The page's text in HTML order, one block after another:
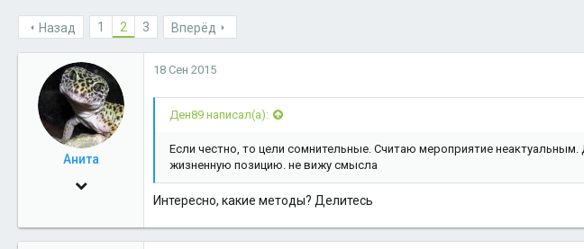
т
е
м
ч
а
л
а
Назад 1 2 3 Вперёд
Анита
14 Дек 2010
18 Сен 2015
Ден89 написал(а):
Если честно, то цели сомнительные. Считаю мероприятие
жизненную позицию. не вижу смысла
Интересно, какие методы? Делитесь